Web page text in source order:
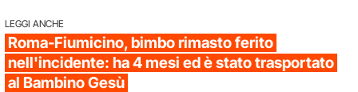
LEGGI ANCHE
Roma-Fiumicino, bimbo rimasto ferito
nell'incidente: ha 4 mesi ed è stato trasportato
al Bambino Gesù